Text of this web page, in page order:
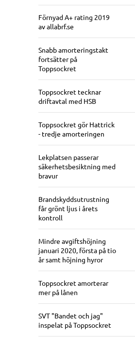
Förnyad A+ rating 2019
av allabrf.se
Snabb amorteringstakt
fortsätter på
Toppsockret
Toppsockret tecknar
driftavtal med HSB
Toppsockret gör Hattrick
- tredje amorteringen
Lekplatsen passerar
säkerhetsbesiktning med
bravur
Brandskyddsutrustning
får grönt ljus i årets
kontroll
Mindre avgiftshöjning
januari 2020, första på tio
år samt höjning hyror
Toppsockret amorterar
mer på lånen
SVT "Bandet och jag"
inspelat på Toppsockret